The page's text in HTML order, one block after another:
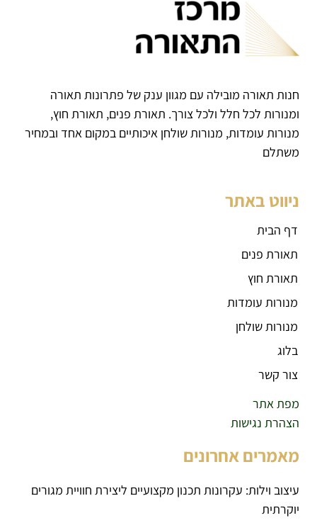
חנות תאורה מובילה עם מגוון ענק של פתרונות תאורה
ומנורות לכל חלל ולכל צורך. תאורת פנים, תאורת חוץ,
מנורות עומדות, מנורות שולחן איכותיים במקום אחד ובמחיר
משתלם
ניווט באתר
דף הבית
תאורת פנים
תאורת חוץ
מנורות עומדות
מנורות שולחן
בלוג
צור קשר
מפת אתר
הצהרת נגישות
מאמרים אחרונים
עיצוב וילות: עקרונות תכנון מקצועיים ליצירת חוויית מגורים
יוקרתית